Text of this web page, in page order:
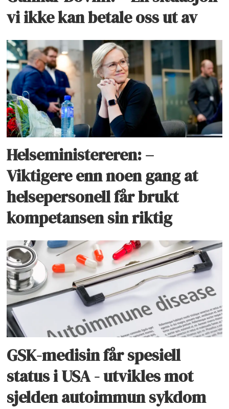
vi ikke kan betale oss ut av
Helseministereren: –
Viktigere enn noen gang at
helsepersonell får brukt
kompetansen sin riktig
GSK-medisin får spesiell
status i USA - utvikles mot
sjelden autoimmun sykdom